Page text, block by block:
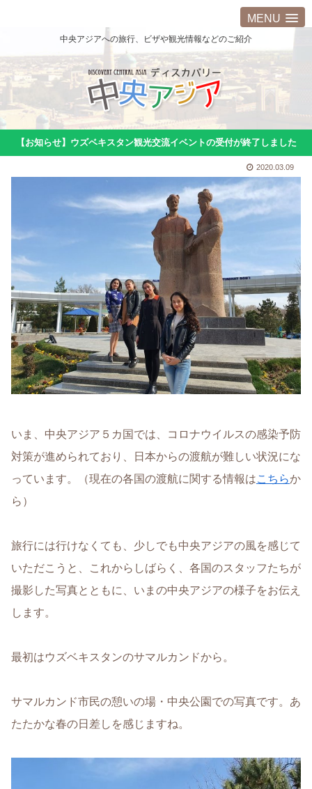
MENU
中央アジアへの旅行、ビザや観光情報などのご紹介
【お知らせ】ウズベキスタン観光交流イベントの受付が終了しました
2020.03.09
いま、中央アジア５カ国では、コロナウイルスの感染予防
対策が進められており、日本からの渡航が難しい状況にな
っています。（現在の各国の渡航に関する情報はこちらか
ら）
旅行には行けなくても、少しでも中央アジアの風を感じて
いただこうと、これからしばらく、各国のスタッフたちが
撮影した写真とともに、いまの中央アジアの様子をお伝え
します。
最初はウズベキスタンのサマルカンドから。
サマルカンド市民の憩いの場・中央公園での写真です。あ
たたかな春の日差しを感じますね。